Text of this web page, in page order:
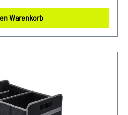
Warenkorb